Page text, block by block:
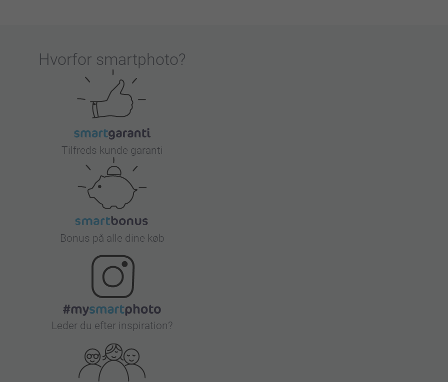
Hvorfor smartphoto?
Tilfreds kunde garanti
Bonus på alle dine køb
Leder du efter inspiration?